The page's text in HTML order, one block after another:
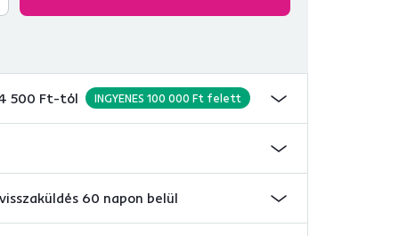
500 Ft-tól INGYENES 100 000 Ft felett
60 napon belül